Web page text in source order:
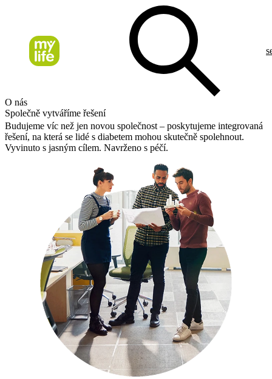
O nás
Společně vytváříme řešení
Budujeme víc než jen novou společnost – poskytujeme integrovaná
řešení, na která se lidé s diabetem mohou skutečně spolehnout.
Vyvinuto s jasným cílem. Navrženo s péčí.